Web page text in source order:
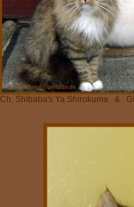
Ch. Shibaba's Ya Shirokuma &